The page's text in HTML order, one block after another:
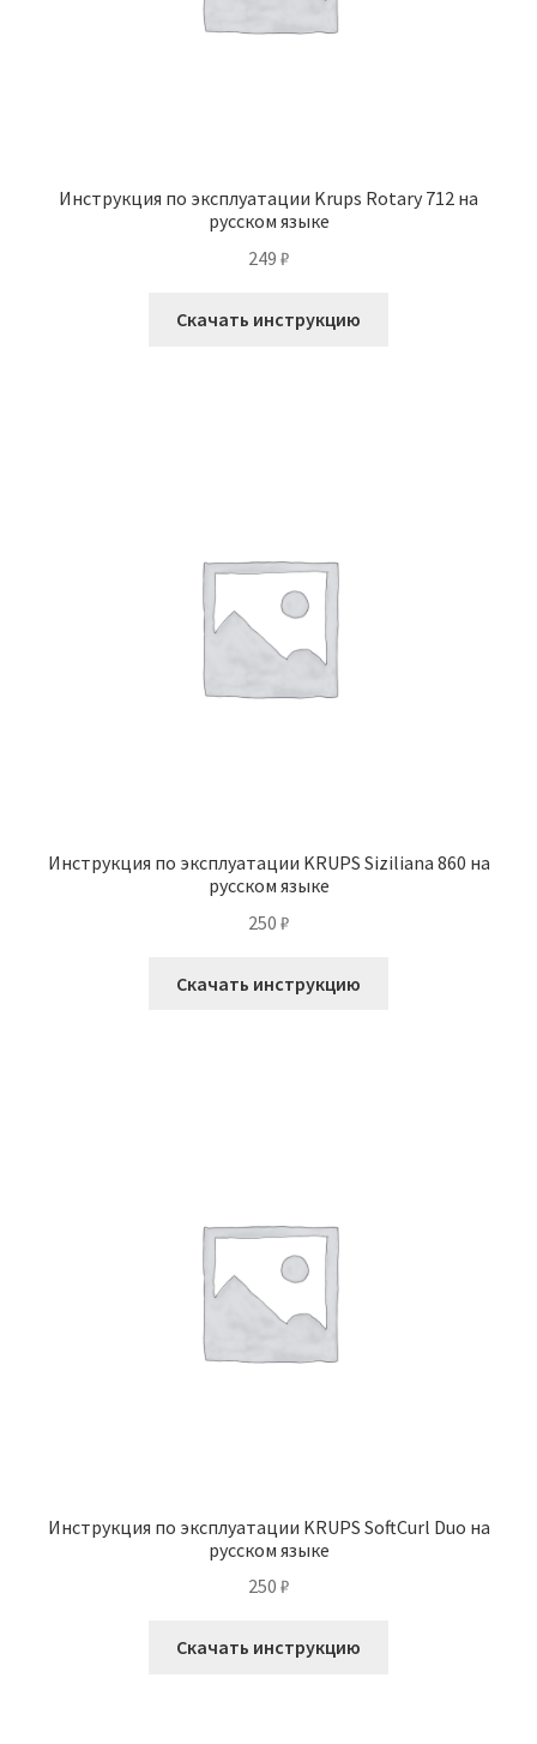
Инструкция по эксплуатации Krups Rotary 712 на
русском языке
249 ₽
Скачать инструкцию
Инструкция по эксплуатации KRUPS Siziliana 860 на
русском языке
250 ₽
Скачать инструкцию
Инструкция по эксплуатации KRUPS SoftCurl Duo на
русском языке
250 ₽
Скачать инструкцию